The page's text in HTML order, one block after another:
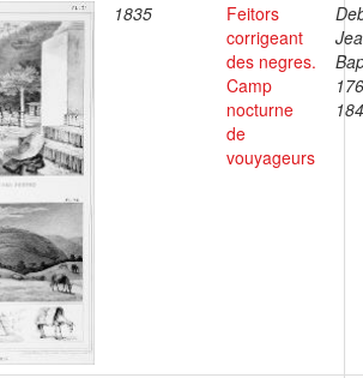
1835
Feitors
corrigeant
des negres.
Camp
nocturne
de
vouyageurs